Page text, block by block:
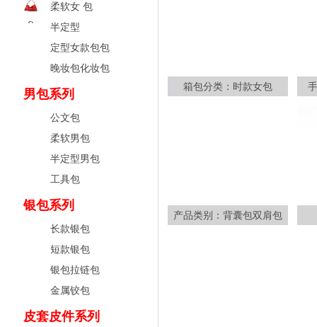
柔软女 包
半定型
定型女款包包
晚妆包化妆包
男包系列
公文包
柔软男包
半定型男包
工具包
银包系列
长款银包
短款银包
银包拉链包
金属铰包
皮套皮件系列
箱包分类：时款女包
产品类别：背囊包双肩包